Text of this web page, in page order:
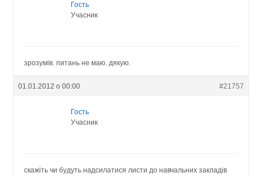
Гость
Учасник
зрозумів. питань не маю. дякую.
01.01.2012 о 00:00 #21757
Гость
Учасник
скажіть чи будуть надсилатися листи до навчальних закладів